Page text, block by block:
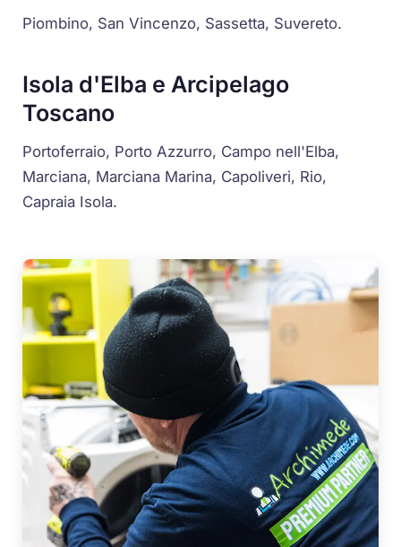
Piombino, San Vincenzo, Sassetta, Suvereto.
Isola d'Elba e Arcipelago
Toscano
Portoferraio, Porto Azzurro, Campo nell'Elba,
Marciana, Marciana Marina, Capoliveri, Rio,
Capraia Isola.